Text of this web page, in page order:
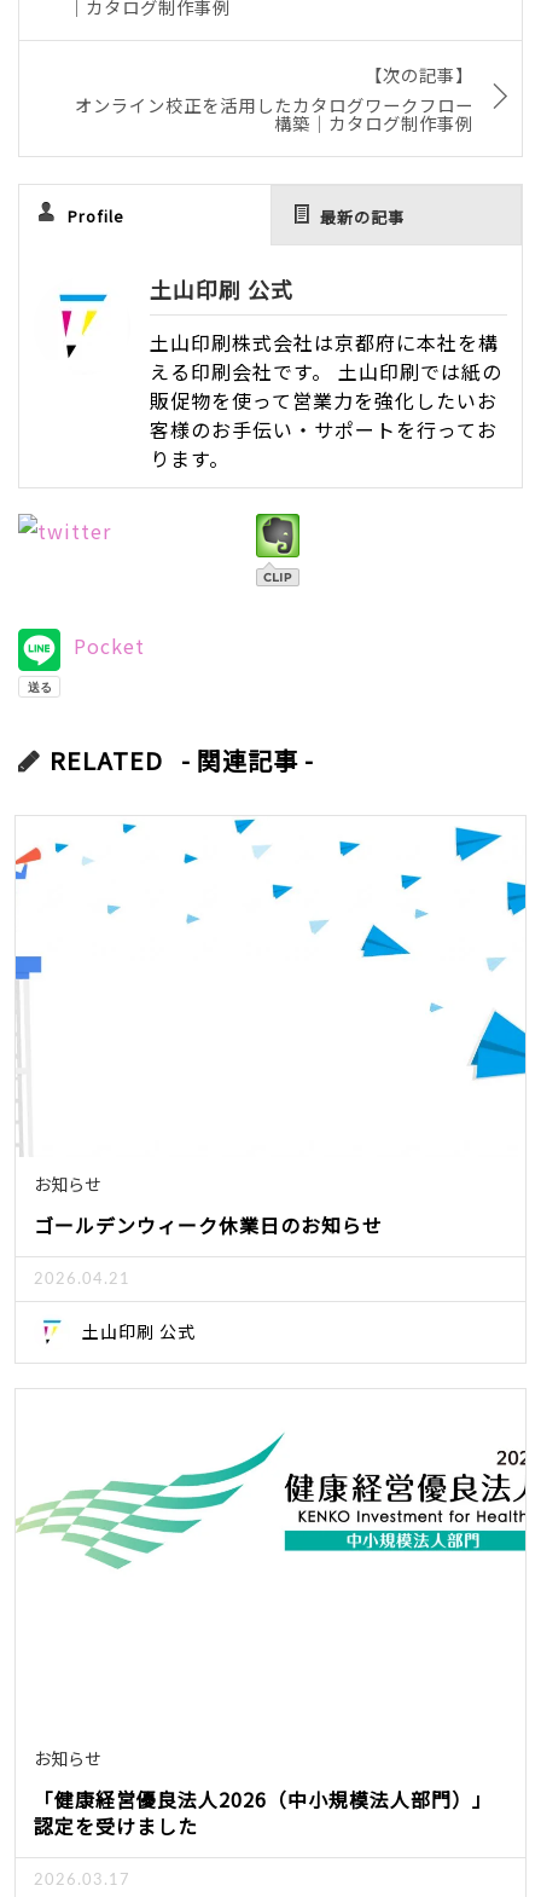
｜カタログ制作事例
【次の記事】
オンライン校正を活用したカタログワークフロー
構築｜カタログ制作事例
Profile 最新の記事
土山印刷 公式
土山印刷株式会社は京都府に本社を構
える印刷会社です。 土山印刷では紙の
販促物を使って営業力を強化したいお
客様のお手伝い・サポートを行ってお
ります。
Pocket
RELATED - 関連記事 -
お知らせ
ゴールデンウィーク休業日のお知らせ
2026.04.21
土山印刷 公式
お知らせ
「健康経営優良法人2026（中小規模法人部門）」
認定を受けました
2026.03.17